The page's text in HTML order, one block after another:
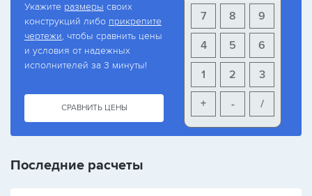
Укажите размеры своих
конструкций либо прикрепите
чертежи, чтобы сравнить цены
и условия от надежных
исполнителей за 3 минуты!
СРАВНИТЬ ЦЕНЫ
9
8
7
6
5
4
3
2
1
+ - /
Последние расчеты